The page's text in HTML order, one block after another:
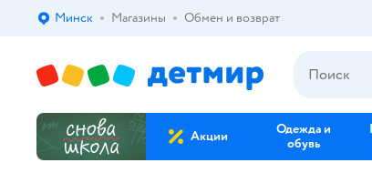
Выбор адреса доставки.
Минск Магазины Обмен и возврат
Акции
Одежда и
обувь